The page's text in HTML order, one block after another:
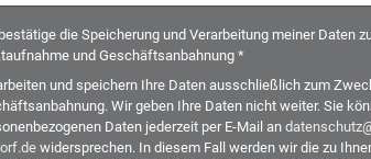
die Speicherung und Verarbeitung meiner Daten
und Geschäftsanbahnung *
und speichern Ihre Daten ausschließlich zum
Wir geben Ihre Daten nicht weiter. Sie
Daten jederzeit per E-Mail an
widersprechen. In diesem Fall werden wir die zu